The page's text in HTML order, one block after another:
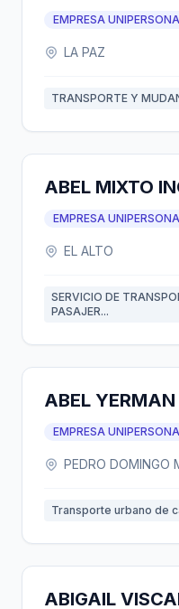
EMPRESA
LA PAZ
TRANSPORTE Y
ABEL MIXTO
EMPRESA
EL ALTO
SERVICIO DE
PASAJER...
ABEL
EMPRESA
PEDRO DOMINGO
Transporte urbano de
ABIGAIL